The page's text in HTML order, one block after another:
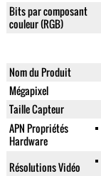
Bits par composant
couleur (RGB)
Nom du Produit
Mégapixel
Taille Capteur
APN Propriétés
Hardware
Résolutions Vidéo